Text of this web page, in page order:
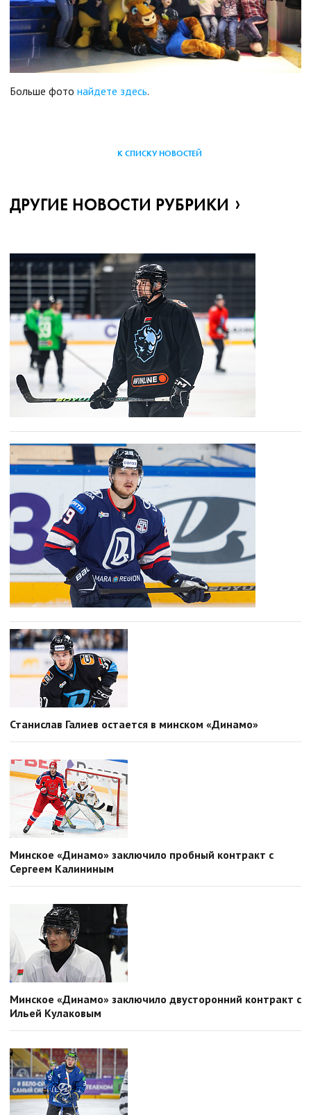
Больше фото найдете здесь.
К СПИСКУ НОВОСТЕЙ
ДРУГИЕ НОВОСТИ РУБРИКИ
Станислав Галиев остается в минском «Динамо»
Минское «Динамо» заключило пробный контракт с
Сергеем Калининым
Минское «Динамо» заключило двусторонний контракт с
Ильей Кулаковым